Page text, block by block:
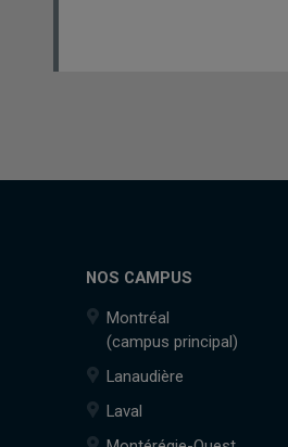
NOS CAMPUS
Montréal
(campus principal)
Lanaudière
Laval